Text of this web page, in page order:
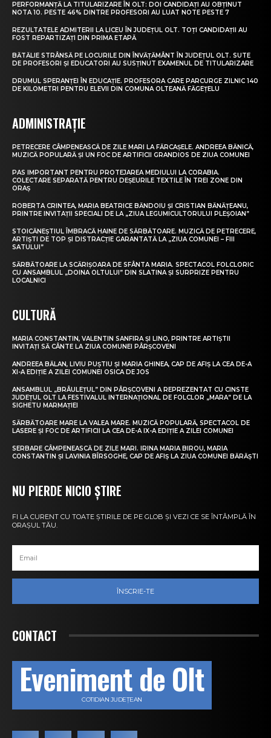
PERFORMANȚĂ LA TITULARIZARE ÎN OLT: DOI CANDIDAȚI AU OBȚINUT
NOTA 10. PESTE 46% DINTRE PROFESORI AU LUAT NOTE PESTE 7
REZULTATELE ADMITERII LA LICEU ÎN JUDEȚUL OLT. TOȚI CANDIDAȚII AU
FOST REPARTIZAȚI DIN PRIMA ETAPĂ
BĂTĂLIE STRÂNSĂ PE LOCURILE DIN ÎNVĂȚĂMÂNT ÎN JUDEȚUL OLT. SUTE
DE PROFESORI ȘI EDUCATORI AU SUSȚINUT EXAMENUL DE TITULARIZARE
DRUMUL SPERANȚEI ÎN EDUCAȚIE. PROFESORA CARE PARCURGE ZILNIC 140
DE KILOMETRI PENTRU ELEVII DIN COMUNA OLTEANĂ FĂGEȚELU
ADMINISTRAȚIE
PETRECERE CÂMPENEASCĂ DE ZILE MARI LA FĂRCAȘELE. ANDREEA BĂNICĂ,
MUZICĂ POPULARĂ ȘI UN FOC DE ARTIFICII GRANDIOS DE ZIUA COMUNEI
PAS IMPORTANT PENTRU PROTEJAREA MEDIULUI LA CORABIA.
COLECTARE SEPARATĂ PENTRU DEȘEURILE TEXTILE ÎN TREI ZONE DIN
ORAȘ
ROBERTA CRINTEA, MARIA BEATRICE BĂNDOIU ȘI CRISTIAN BĂNĂȚEANU,
PRINTRE INVITAȚII SPECIALI DE LA „ZIUA LEGUMICULTORULUI PLEȘOIAN”
STOICĂNEȘTIUL ÎMBRACĂ HAINE DE SĂRBĂTOARE. MUZICĂ DE PETRECERE,
ARTIȘTI DE TOP ȘI DISTRACȚIE GARANTATĂ LA „ZIUA COMUNEI – FIII
SATULUI”
SĂRBĂTOARE LA SCĂRIȘOARA DE SFÂNTA MARIA. SPECTACOL FOLCLORIC
CU ANSAMBLUL „DOINA OLTULUI” DIN SLATINA ȘI SURPRIZE PENTRU
LOCALNICI
CULTURĂ
MARIA CONSTANTIN, VALENTIN SANFIRA ȘI LINO, PRINTRE ARTIȘTII
INVITAȚI SĂ CÂNTE LA ZIUA COMUNEI PÂRȘCOVENI
ANDREEA BĂLAN, LIVIU PUȘTIU ȘI MARIA GHINEA, CAP DE AFIȘ LA CEA DE-A
XI-A EDIȚIE A ZILEI COMUNEI OSICA DE JOS
ANSAMBLUL „BRÂULEȚUL” DIN PÂRȘCOVENI A REPREZENTAT CU CINSTE
JUDEȚUL OLT LA FESTIVALUL INTERNAȚIONAL DE FOLCLOR „MARA” DE LA
SIGHETU MARMAȚIEI
SĂRBĂTOARE MARE LA VALEA MARE. MUZICĂ POPULARĂ, SPECTACOL DE
LASERE ȘI FOC DE ARTIFICII LA CEA DE-A IX-A EDIȚIE A ZILEI COMUNEI
SERBARE CÂMPENEASCĂ DE ZILE MARI. IRINA MARIA BIROU, MARIA
CONSTANTIN ȘI LAVINIA BÎRSOGHE, CAP DE AFIȘ LA ZIUA COMUNEI BĂRĂȘTI
NU PIERDE NICIO ȘTIRE
FI LA CURENT CU TOATE ȘTIRILE DE PE GLOB ȘI VEZI CE SE ÎNTÂMPLĂ ÎN
ORAȘUL TĂU.
ÎNSCRIE-TE
CONTACT
Eveniment de Olt
COTIDIAN JUDEȚEAN